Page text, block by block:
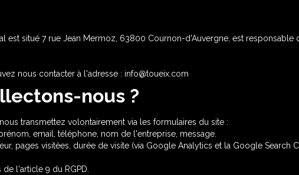
est situé 7 rue Jean Mermoz, 63800 Cournon-d'Auvergne, est
nous contacter à l'adresse : info@toueix.com
nous ?
transmettez volontairement via les formulaires du site :
email, téléphone, nom de l'entreprise, message.
pages visitées, durée de visite (via Google Analytics et la Google Search
l'article 9 du RGPD.